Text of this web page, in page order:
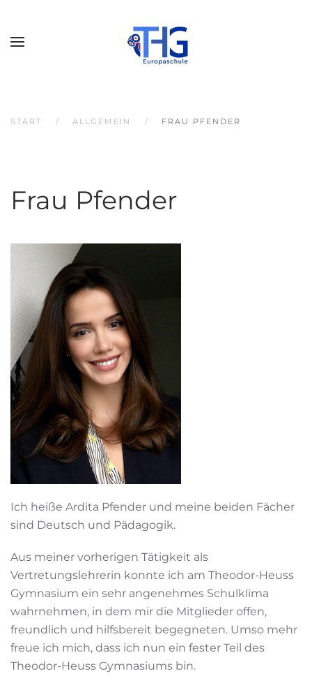
START ALLGEMEIN FRAU PFENDER
Frau Pfender
Ich heiße Ardita Pfender und meine beiden Fächer
sind Deutsch und Pädagogik.
Aus meiner vorherigen Tätigkeit als
Vertretungslehrerin konnte ich am Theodor-Heuss
Gymnasium ein sehr angenehmes Schulklima
wahrnehmen, in dem mir die Mitglieder offen,
freundlich und hilfsbereit begegneten. Umso mehr
freue ich mich, dass ich nun ein fester Teil des
Theodor-Heuss Gymnasiums bin.